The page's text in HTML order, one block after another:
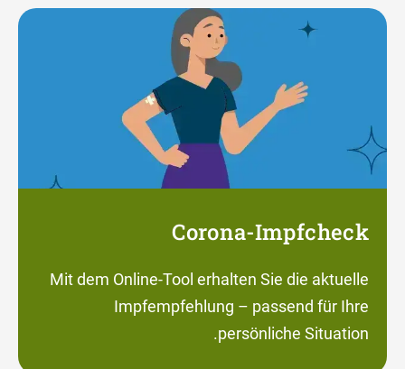
Corona-Impfcheck
Mit dem Online-Tool erhalten Sie die aktuelle
Impfempfehlung – passend für Ihre
persönliche Situation.